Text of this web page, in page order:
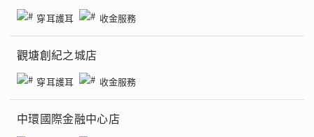
穿耳護耳 收金服務
觀塘創紀之城店
穿耳護耳 收金服務
中環國際金融中心店